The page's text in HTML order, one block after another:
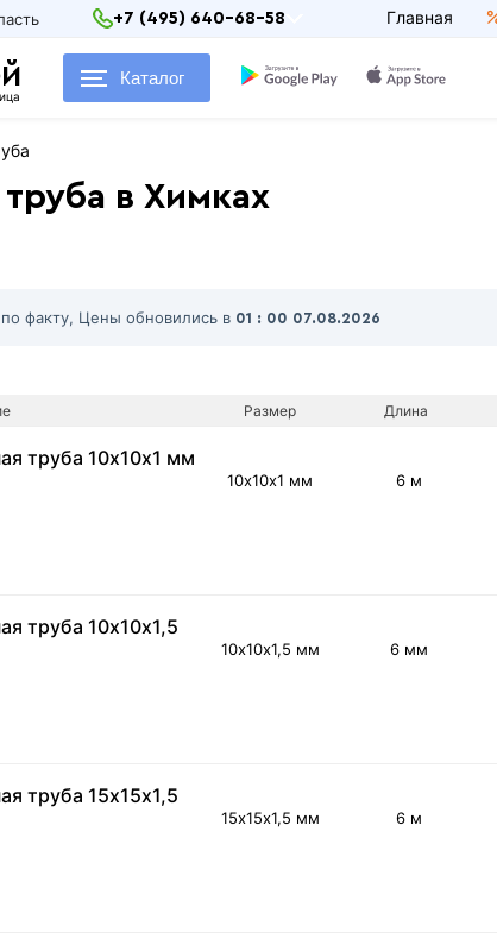
+7 (495) 640-68-58 Главная
Каталог
в Химках
факту, Цены обновились в 01 : 00 07.08.2026
Размер Длина
труба 10х10х1 мм
10х10х1 мм 6 м
труба 10х10х1,5
10х10х1,5 мм 6 мм
труба 15х15х1,5
15х15х1,5 мм 6 м